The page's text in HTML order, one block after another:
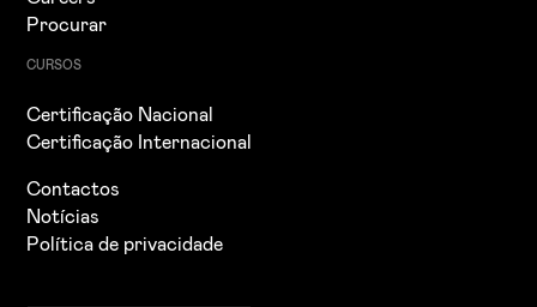
Procurar
CURSOS
Certificação Nacional
Certificação Internacional
Contactos
Notícias
Política de privacidade